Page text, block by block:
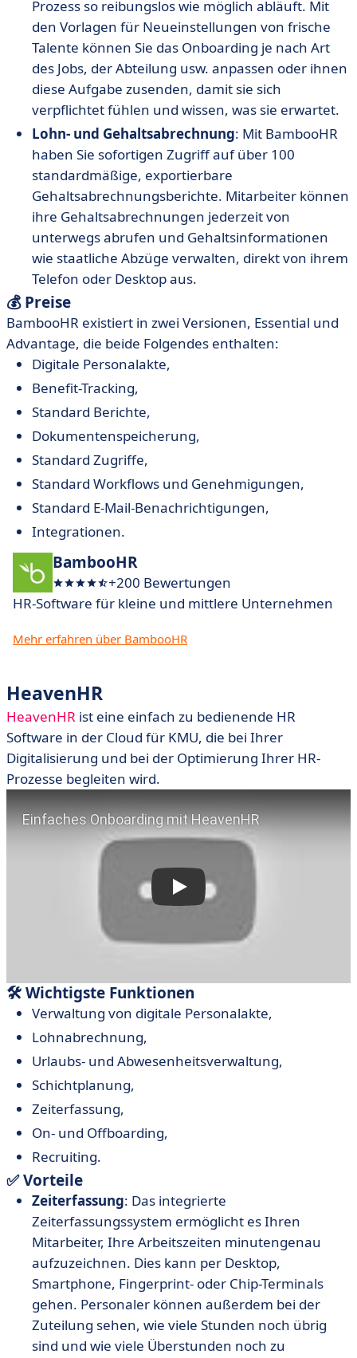
Prozess so reibungslos wie möglich abläuft. Mit
den Vorlagen für Neueinstellungen von frische
Talente können Sie das Onboarding je nach Art
des Jobs, der Abteilung usw. anpassen oder ihnen
diese Aufgabe zusenden, damit sie sich
verpflichtet fühlen und wissen, was sie erwartet.
Lohn- und Gehaltsabrechnung: Mit BambooHR
haben Sie sofortigen Zugriff auf über 100
standardmäßige, exportierbare
Gehaltsabrechnungsberichte. Mitarbeiter können
ihre Gehaltsabrechnungen jederzeit von
unterwegs abrufen und Gehaltsinformationen
wie staatliche Abzüge verwalten, direkt von ihrem
Telefon oder Desktop aus.
💰 Preise
BambooHR existiert in zwei Versionen, Essential und
Advantage, die beide Folgendes enthalten:
Digitale Personalakte,
Benefit-Tracking,
Standard Berichte,
Dokumentenspeicherung,
Standard Zugriffe,
Standard Workflows und Genehmigungen,
Standard E-Mail-Benachrichtigungen,
Integrationen.
BambooHR
+200 Bewertungen
HR-Software für kleine und mittlere Unternehmen
Mehr erfahren über BambooHR
HeavenHR
HeavenHR ist eine einfach zu bedienende HR
Software in der Cloud für KMU, die bei Ihrer
Digitalisierung und bei der Optimierung Ihrer HR-
Prozesse begleiten wird.
🛠 Wichtigste Funktionen
Verwaltung von digitale Personalakte,
Lohnabrechnung,
Urlaubs- und Abwesenheitsverwaltung,
Schichtplanung,
Zeiterfassung,
On- und Offboarding,
Recruiting.
✅ Vorteile
Zeiterfassung: Das integrierte
Zeiterfassungssystem ermöglicht es Ihren
Mitarbeiter, Ihre Arbeitszeiten minutengenau
aufzuzeichnen. Dies kann per Desktop,
Smartphone, Fingerprint- oder Chip-Terminals
gehen. Personaler können außerdem bei der
Zuteilung sehen, wie viele Stunden noch übrig
sind und wie viele Überstunden noch zu